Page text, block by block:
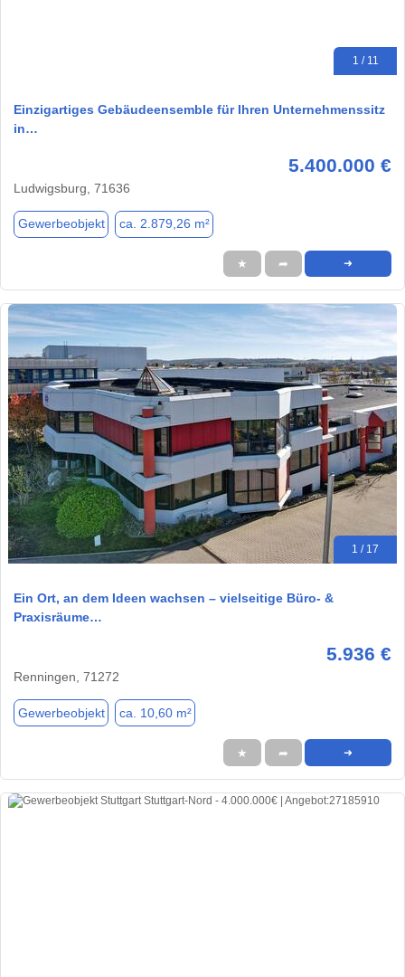
1 / 11
Einzigartiges Gebäudeensemble für Ihren Unternehmenssitz
in…
5.400.000 €
Ludwigsburg, 71636
Gewerbeobjekt ca. 2.879,26 m²
★ ➦ ➜
1 / 17
Ein Ort, an dem Ideen wachsen – vielseitige Büro- &
Praxisräume…
5.936 €
Renningen, 71272
Gewerbeobjekt ca. 10,60 m²
★ ➦ ➜